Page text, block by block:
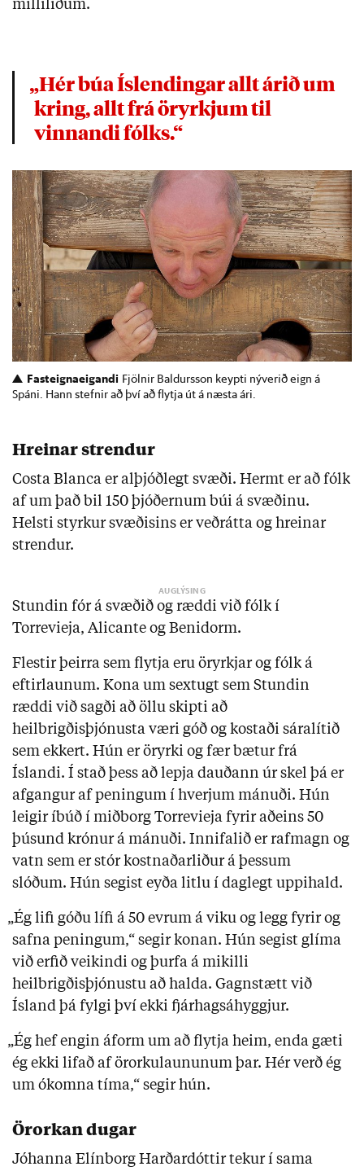
milliliðum.
„Hér búa Íslendingar allt árið um
kring, allt frá öryrkjum til
vinnandi fólks.“
Fasteignaeigandi Fjölnir Baldursson keypti nýverið eign á
Spáni. Hann stefnir að því að flytja út á næsta ári.
Hreinar strendur
Costa Blanca er alþjóðlegt svæði. Hermt er að fólk
af um það bil 150 þjóðernum búi á svæðinu.
Helsti styrkur svæðisins er veðrátta og hreinar
strendur.
Stundin fór á svæðið og ræddi við fólk í
Torrevieja, Alicante og Benidorm.
Flestir þeirra sem flytja eru öryrkjar og fólk á
eftirlaunum. Kona um sextugt sem Stundin
ræddi við sagði að öllu skipti að
heilbrigðisþjónusta væri góð og kostaði sáralítið
sem ekkert. Hún er öryrki og fær bætur frá
Íslandi. Í stað þess að lepja dauðann úr skel þá er
afgangur af peningum í hverjum mánuði. Hún
leigir íbúð í miðborg Torrevieja fyrir aðeins 50
þúsund krónur á mánuði. Innifalið er rafmagn og
vatn sem er stór kostnaðarliður á þessum
slóðum. Hún segist eyða litlu í daglegt uppihald.
„Ég lifi góðu lífi á 50 evrum á viku og legg fyrir og
safna peningum,“ segir konan. Hún segist glíma
við erfið veikindi og þurfa á mikilli
heilbrigðisþjónustu að halda. Gagnstætt við
Ísland þá fylgi því ekki fjárhagsáhyggjur.
„Ég hef engin áform um að flytja heim, enda gæti
ég ekki lifað af örorkulaununum þar. Hér verð ég
um ókomna tíma,“ segir hún.
Örorkan dugar
Jóhanna Elínborg Harðardóttir tekur í sama